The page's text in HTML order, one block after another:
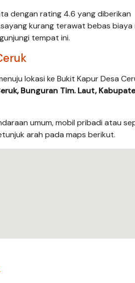
dengan rating 4.6 yang diberikan
kurang terawat bebas biaya
tempat ini.
lokasi ke Bukit Kapur Desa
Bunguran Tim. Laut,
umum, mobil pribadi atau
arah pada maps berikut.